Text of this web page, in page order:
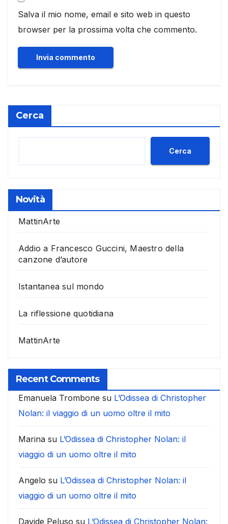
Salva il mio nome, email e sito web in questo
browser per la prossima volta che commento.
Cerca
Cerca
Novità
MattinArte
Addio a Francesco Guccini, Maestro della
canzone d’autore
Istantanea sul mondo
La riflessione quotidiana
MattinArte
Recent Comments
Emanuela Trombone su L’Odissea di Christopher
Nolan: il viaggio di un uomo oltre il mito
Marina su L’Odissea di Christopher Nolan: il
viaggio di un uomo oltre il mito
Angelo su L’Odissea di Christopher Nolan: il
viaggio di un uomo oltre il mito
Davide Peluso su L’Odissea di Christopher Nolan: